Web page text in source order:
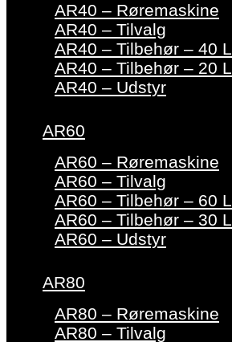
AR40 – Røremaskine
AR40 – Tilvalg
AR40 – Tilbehør – 40 L
AR40 – Tilbehør – 20 L
AR40 – Udstyr
AR60
AR60 – Røremaskine
AR60 – Tilvalg
AR60 – Tilbehør – 60 L
AR60 – Tilbehør – 30 L
AR60 – Udstyr
AR80
AR80 – Røremaskine
AR80 – Tilvalg